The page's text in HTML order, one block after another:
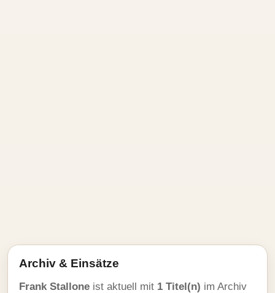
Archiv & Einsätze
Frank Stallone ist aktuell mit 1 Titel(n) im Archiv